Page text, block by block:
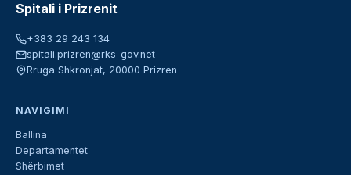
Spitali i Prizrenit
+383 29 243 134
spitali.prizren@rks-gov.net
Rruga Shkronjat, 20000 Prizren
NAVIGIMI
Ballina
Departamentet
Shërbimet